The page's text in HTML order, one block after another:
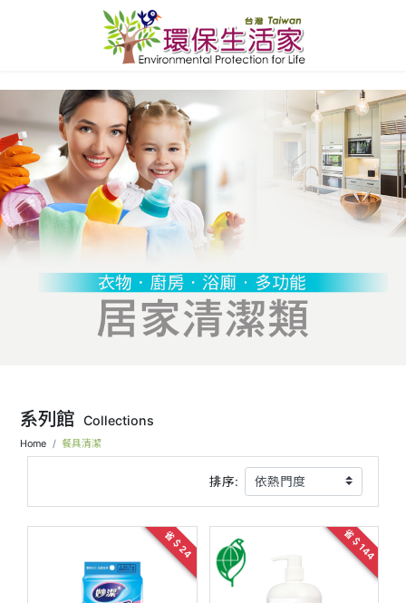
系列館 Collections
Home 餐具清潔
排序:
省＄24 省＄144